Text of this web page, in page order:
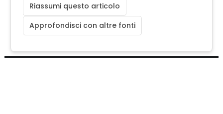
Riassumi questo articolo
Approfondisci con altre fonti